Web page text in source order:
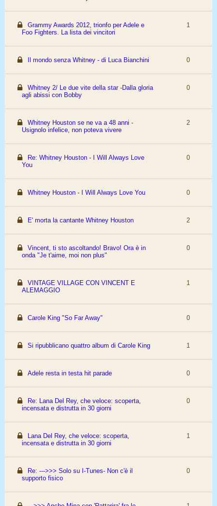
Grammy Awards 2012, trionfo per Adele e
Foo Fighters. La lista dei vincitori
1
Il mondo senza Whitney - di Luca Bianchini 0
Whitney 2/ Le due vite della star -Dalla gloria
agli abissi con Bobby
0
Whitney Houston se ne va a 48 anni -
Usignolo infelice, non poteva vivere
2
Re: Whitney Houston - I Will Always Love
You
0
Whitney Houston - I Will Always Love You 0
E' morta la cantante Whitney Houston 2
Vincent, ti sto ascoltando! Bravo! Ora è in
onda "Je t'aime, moi non plus"
0
VINTAGE VILLAGE CON VINCENT E
ALEMAGGIO
1
Carole King "So Far Away" 0
Si ripubblicano quattro album di Carole King 1
Adele resta in testa hit parade 0
Re: Lana Del Rey, che veloce: scoperta,
incensata e distrutta in 30 giorni
0
Lana Del Rey, che veloce: scoperta,
incensata e distrutta in 30 giorni
1
Re: --->>> Solo su I-Tunes- Non c'è il
supporto fisico
0